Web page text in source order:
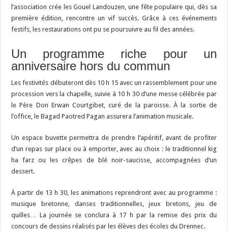
l’association crée les Gouel Landouzen, une fête populaire qui, dès sa
première édition, rencontre un vif succès. Grâce à ces événements
festifs, les restaurations ont pu se poursuivre au fil des années.
Un programme riche pour un
anniversaire hors du commun
Les festivités débuteront dès 10 h 15 avec un rassemblement pour une
procession vers la chapelle, suivie à 10 h 30 d’une messe célébrée par
le Père Don Erwan Courtgibet, curé de la paroisse. À la sortie de
l’office, le Bagad Paotred Pagan assurera l’animation musicale.
Un espace buvette permettra de prendre l’apéritif, avant de profiter
d’un repas sur place ou à emporter, avec au choix : le traditionnel kig
ha farz ou les crêpes de blé noir-saucisse, accompagnées d’un
dessert.
À partir de 13 h 30, les animations reprendront avec au programme :
musique bretonne, danses traditionnelles, jeux bretons, jeu de
quilles… La journée se conclura à 17 h par la remise des prix du
concours de dessins réalisés par les élèves des écoles du Drennec.